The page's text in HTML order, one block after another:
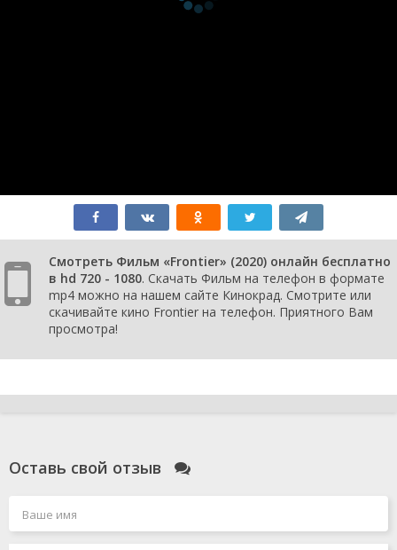
Смотреть Фильм «Frontier» (2020) онлайн бесплатно
в hd 720 - 1080. Скачать Фильм на телефон в формате
mp4 можно на нашем сайте Кинокрад. Смотрите или
скачивайте кино Frontier на телефон. Приятного Вам
просмотра!
Оставь свой отзыв